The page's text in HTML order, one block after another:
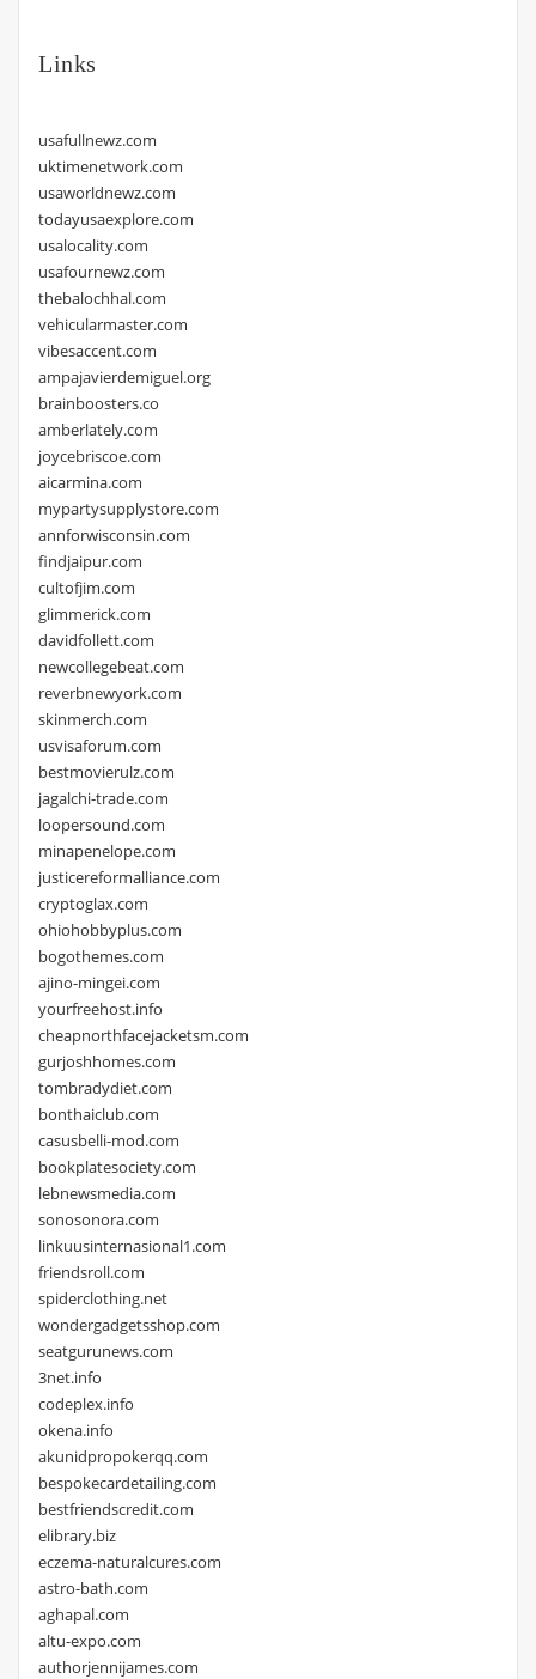
Links
usafullnewz.com
uktimenetwork.com
usaworldnewz.com
todayusaexplore.com
usalocality.com
usafournewz.com
thebalochhal.com
vehicularmaster.com
vibesaccent.com
ampajavierdemiguel.org
brainboosters.co
amberlately.com
joycebriscoe.com
aicarmina.com
mypartysupplystore.com
annforwisconsin.com
findjaipur.com
cultofjim.com
glimmerick.com
davidfollett.com
newcollegebeat.com
reverbnewyork.com
skinmerch.com
usvisaforum.com
bestmovierulz.com
jagalchi-trade.com
loopersound.com
minapenelope.com
justicereformalliance.com
cryptoglax.com
ohiohobbyplus.com
bogothemes.com
ajino-mingei.com
yourfreehost.info
cheapnorthfacejacketsm.com
gurjoshhomes.com
tombradydiet.com
bonthaiclub.com
casusbelli-mod.com
bookplatesociety.com
lebnewsmedia.com
sonosonora.com
linkuusinternasional1.com
friendsroll.com
spiderclothing.net
wondergadgetsshop.com
seatgurunews.com
3net.info
codeplex.info
okena.info
akunidpropokerqq.com
bespokecardetailing.com
bestfriendscredit.com
elibrary.biz
eczema-naturalcures.com
astro-bath.com
aghapal.com
altu-expo.com
authorjennijames.com